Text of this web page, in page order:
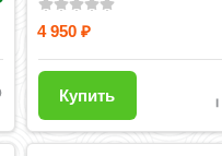
4 950₽
Купить